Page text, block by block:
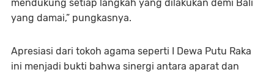
mendukung setiap langkah yang dilakukan demi Bali
yang damai,” pungkasnya.
Apresiasi dari tokoh agama seperti I Dewa Putu Raka
ini menjadi bukti bahwa sinergi antara aparat dan